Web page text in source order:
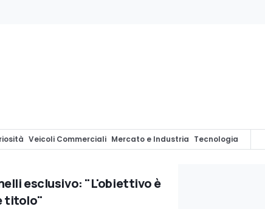
Veicoli Commerciali Mercato e Industria Tecnologia
Motorsport Network Dimensioni auto
esclusivo: "L'obiettivo è
titolo"